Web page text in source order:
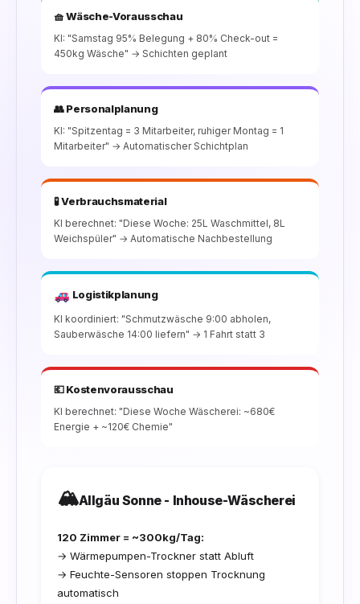
🧺 Wäsche-Vorausschau
KI: "Samstag 95% Belegung + 80% Check-out =
450kg Wäsche" → Schichten geplant
👥 Personalplanung
KI: "Spitzentag = 3 Mitarbeiter, ruhiger Montag = 1
Mitarbeiter" → Automatischer Schichtplan
🧪 Verbrauchsmaterial
KI berechnet: "Diese Woche: 25L Waschmittel, 8L
Weichspüler" → Automatische Nachbestellung
Logistikplanung
KI koordiniert: "Schmutzwäsche 9:00 abholen,
Sauberwäsche 14:00 liefern" → 1 Fahrt statt 3
💶 Kostenvorausschau
KI berechnet: "Diese Woche Wäscherei: ~680€
Energie + ~120€ Chemie"
🏔️Allgäu Sonne - Inhouse-Wäscherei
120 Zimmer = ~300kg/Tag:
→ Wärmepumpen-Trockner statt Abluft
→ Feuchte-Sensoren stoppen Trocknung
automatisch